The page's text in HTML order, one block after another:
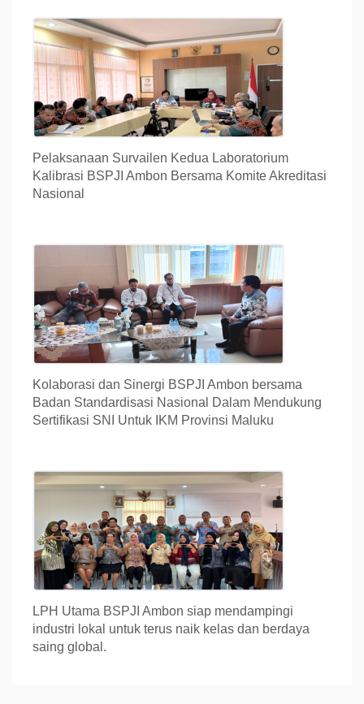
Pelaksanaan Survailen Kedua Laboratorium
Kalibrasi BSPJI Ambon Bersama Komite Akreditasi
Nasional
Kolaborasi dan Sinergi BSPJI Ambon bersama
Badan Standardisasi Nasional Dalam Mendukung
Sertifikasi SNI Untuk IKM Provinsi Maluku
LPH Utama BSPJI Ambon siap mendampingi
industri lokal untuk terus naik kelas dan berdaya
saing global.